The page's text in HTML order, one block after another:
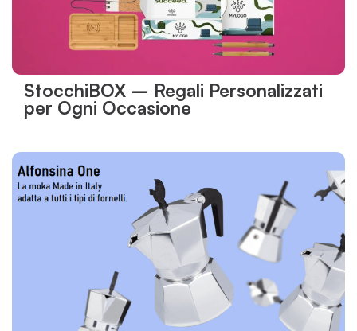
StocchiBOX – Regali Personalizzati
per Ogni Occasione